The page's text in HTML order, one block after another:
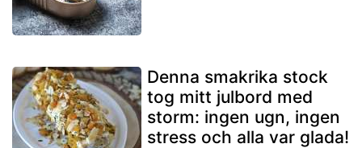
Denna smakrika stock
tog mitt julbord med
storm: ingen ugn, ingen
stress och alla var glada!